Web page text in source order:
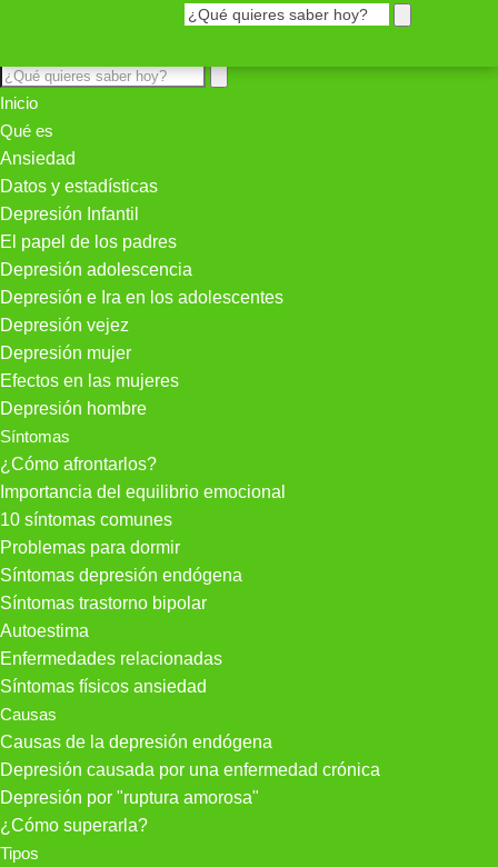
Inicio
Qué es
Ansiedad
Datos y estadísticas
Depresión Infantil
El papel de los padres
Depresión adolescencia
Depresión e Ira en los adolescentes
Depresión vejez
Depresión mujer
Efectos en las mujeres
Depresión hombre
Síntomas
¿Cómo afrontarlos?
Importancia del equilibrio emocional
10 síntomas comunes
Problemas para dormir
Síntomas depresión endógena
Síntomas trastorno bipolar
Autoestima
Enfermedades relacionadas
Síntomas físicos ansiedad
Causas
Causas de la depresión endógena
Depresión causada por una enfermedad crónica
Depresión por "ruptura amorosa"
¿Cómo superarla?
Tipos